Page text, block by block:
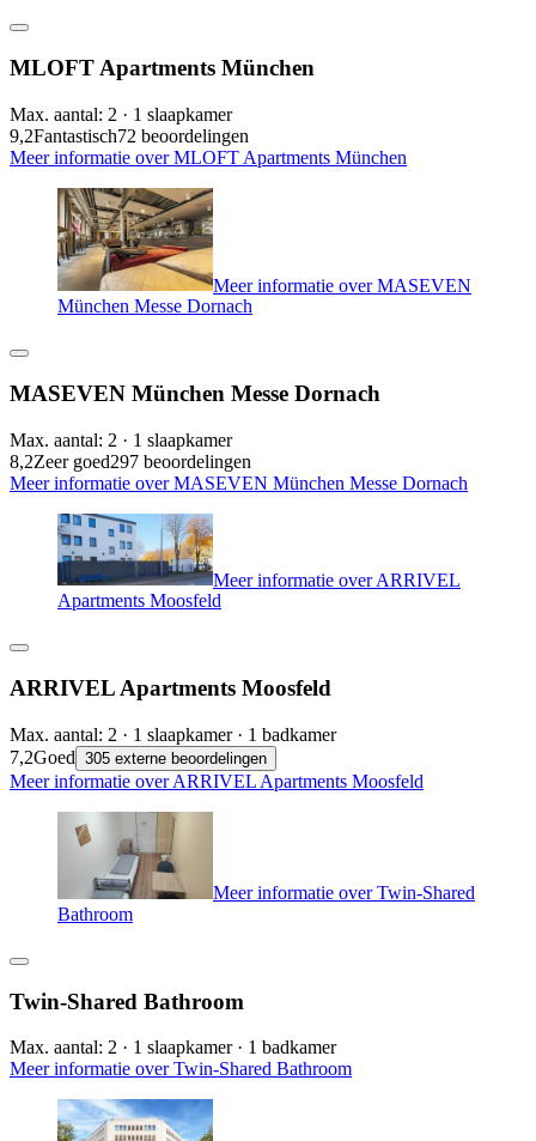
MLOFT Apartments München
Max. aantal: 2 · 1 slaapkamer
9,2Fantastisch72 beoordelingen
Meer informatie over MLOFT Apartments München
Meer informatie over MASEVEN
München Messe Dornach
MASEVEN München Messe Dornach
Max. aantal: 2 · 1 slaapkamer
8,2Zeer goed297 beoordelingen
Meer informatie over MASEVEN München Messe Dornach
Meer informatie over ARRIVEL
Apartments Moosfeld
ARRIVEL Apartments Moosfeld
Max. aantal: 2 · 1 slaapkamer · 1 badkamer
7,2Goed 305 externe beoordelingen
Meer informatie over ARRIVEL Apartments Moosfeld
Meer informatie over Twin-Shared
Bathroom
Twin-Shared Bathroom
Max. aantal: 2 · 1 slaapkamer · 1 badkamer
Meer informatie over Twin-Shared Bathroom